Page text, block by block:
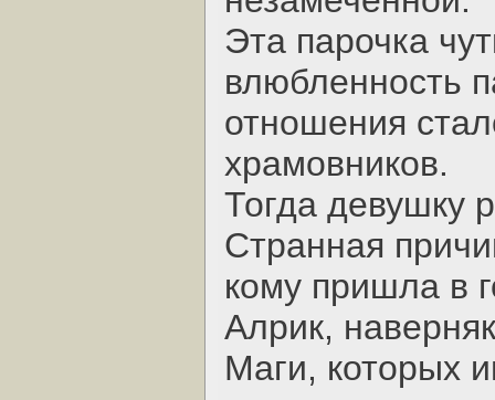
Эта парочка
влюбленность
отношения
храмовников.
Тогда девушку
Странная
кому пришла в
Алрик,
Маги, которых